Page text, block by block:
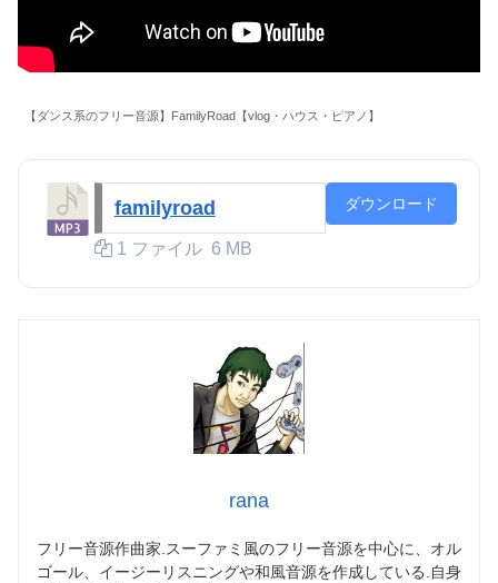
【ダンス系のフリー音源】FamilyRoad【vlog・ハウス・ピアノ】
familyroad
1 ファイル 6 MB
ダウンロード
rana
フリー音源作曲家.スーファミ風のフリー音源を中心に、オル
ゴール、イージーリスニングや和風音源を作成している.自身